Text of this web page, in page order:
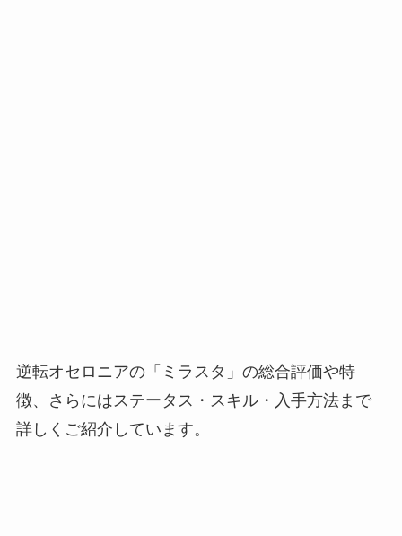
逆転オセロニアの「ミラスタ」の総合評価や特
徴、さらにはステータス・スキル・入手方法まで
詳しくご紹介しています。